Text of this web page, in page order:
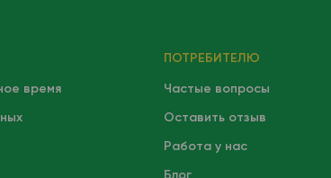
ПОТРЕБИТЕЛЮ
время
Частые вопросы
Оставить отзыв
Работа у нас
Блог